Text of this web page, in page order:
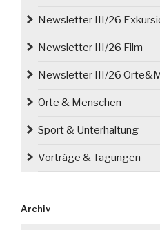
Newsletter III/26
Newsletter III/26 Film
Newsletter III/26
Orte & Menschen
Sport & Unterhaltung
Vorträge & Tagungen
Archiv